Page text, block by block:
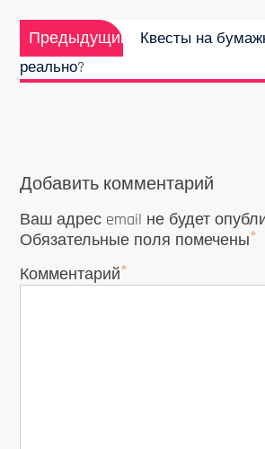
Навигация
по
записям
Предыдущий
Предыдущая
запись:
Квесты на
реально?
Добавить комментарий
Ваш адрес email не будет
Обязательные поля помечены*
Комментарий*